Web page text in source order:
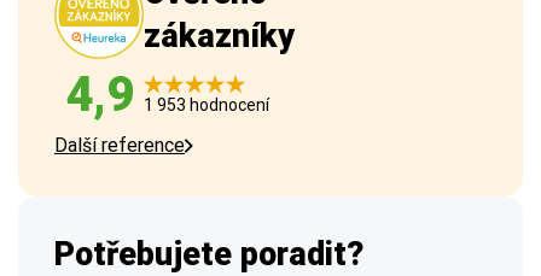
zákazníky
4,9 1 953 hodnocení
Další reference
Potřebujete poradit?